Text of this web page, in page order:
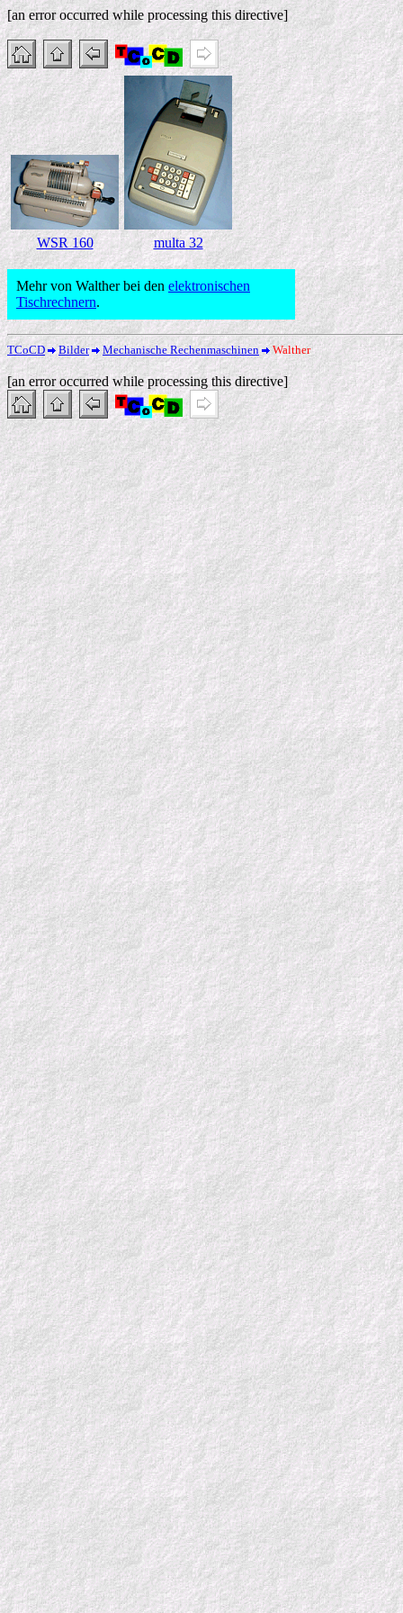
[an error occurred while processing this directive]
WSR 160 multa 32
Mehr von Walther bei den elektronischen
Tischrechnern.
TCoCD Bilder Mechanische Rechenmaschinen Walther
[an error occurred while processing this directive]